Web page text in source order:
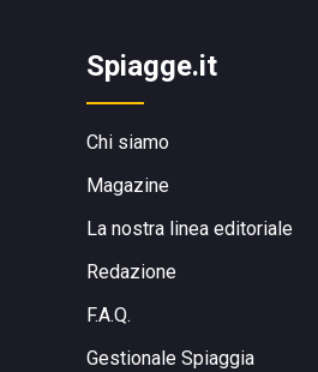
Spiagge.it
Chi siamo
Magazine
La nostra linea editoriale
Redazione
F.A.Q.
Gestionale Spiaggia